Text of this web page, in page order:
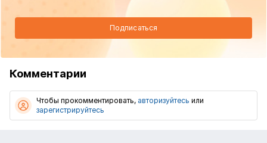
Подписаться
Комментарии
Чтобы прокомментировать, авторизуйтесь или
зарегистрируйтесь